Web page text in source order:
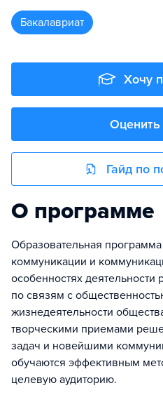
бакалавриат
Хочу
Гайд по
О программе
Образовательная программа
коммуникации и
особенностях деятельности
по связям с
жизнедеятельности
творческими приемами
задач и новейшими
обучаются эффективным
целевую аудиторию.